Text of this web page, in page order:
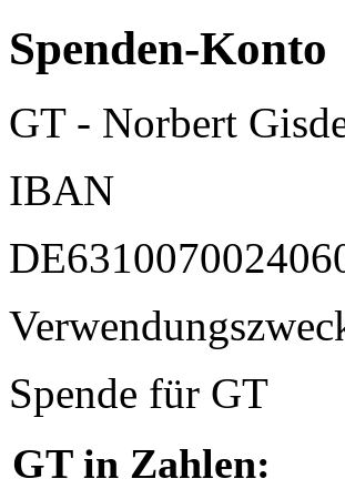
Spenden-Konto
GT - Norbert
IBAN
Spende für GT
GT in Zahlen: